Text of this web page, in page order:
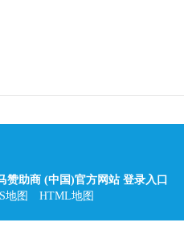
赞助商 (中国)官方网站 登录入口
地图 HTML地图